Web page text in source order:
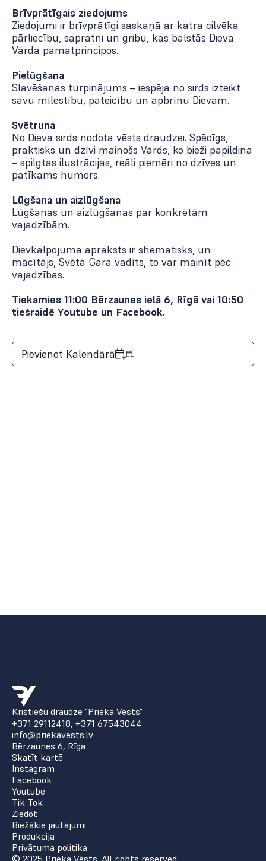
Brīvprātīgais ziedojums
Ziedojumi ir brīvprātīgi saskaņā ar katra cilvēka
pārliecību, sapratni un gribu, kas balstās Dieva
Vārda pamatprincipos.
Pielūgšana
Slavēšanas turpinājums – iespēja no sirds izteikt
savu mīlestību, pateicību un apbrīnu Dievam.
Svētruna
No Dieva sirds nodota vēsts draudzei. Spēcīgs,
praktisks un dzīvi mainošs Vārds, ko bieži papildina
– spilgtas ilustrācijas, reāli piemēri no dzīves un
patīkams humors.
Lūgšana un aizlūgšana
Lūgšanas un aizlūgšanas par konkrētām
vajadzībām.
Dievkalpojuma apraksts ir shematisks, un
mācītājs, Svētā Gara vadīts, to var mainīt pēc
vajadzības.
Tiekamies 11:00 Bērzaunes ielā 6, Rīgā vai 10:50
tiešraidē Youtube un Facebook.
Pievienot Kalendārā
Kristiešu draudze "Prieka Vēsts"
+371 29112418, +371 67543044
info@priekavests.lv
Bērzaunes 6, Rīga
Skatīt kartē
Instagram
Facebook
Youtube
Tik Tok
Ziedot
Biežākie jautājumi
Produkcija
Privātuma politika
© 2025 Prieka Vēsts. All rights reserved.